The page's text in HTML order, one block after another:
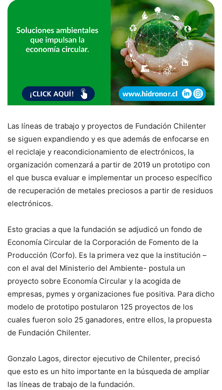
Las líneas de trabajo y proyectos de Fundación Chilenter
se siguen expandiendo y es que además de enfocarse en
el reciclaje y reacondicionamiento de electrónicos, la
organización comenzará a partir de 2019 un prototipo con
el que busca evaluar e implementar un proceso específico
de recuperación de metales preciosos a partir de residuos
electrónicos.
Esto gracias a que la fundación se adjudicó un fondo de
Economía Circular de la Corporación de Fomento de la
Producción (Corfo). Es la primera vez que la institución –
con el aval del Ministerio del Ambiente- postula un
proyecto sobre Economía Circular y la acogida de
empresas, pymes y organizaciones fue positiva. Para dicho
modelo de prototipo postularon 125 proyectos de los
cuales fueron solo 25 ganadores, entre ellos, la propuesta
de Fundación Chilenter.
Gonzalo Lagos, director ejecutivo de Chilenter, precisó
que esto es un hito importante en la búsqueda de ampliar
las líneas de trabajo de la fundación.